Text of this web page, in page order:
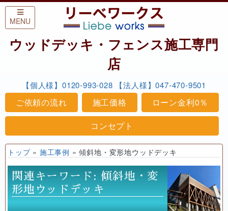
Skip to content
MENU
ウッドデッキ・フェンス施工専門
店
【個人様】0120-993-028 【法人様】047-470-9501
ご依頼の流れ 施工価格
ローン金利0％
コンセプト
トップ» 施工事例 »傾斜地・変形地ウッドデッキ
関連キーワード:傾斜地・変
形地ウッドデッキ